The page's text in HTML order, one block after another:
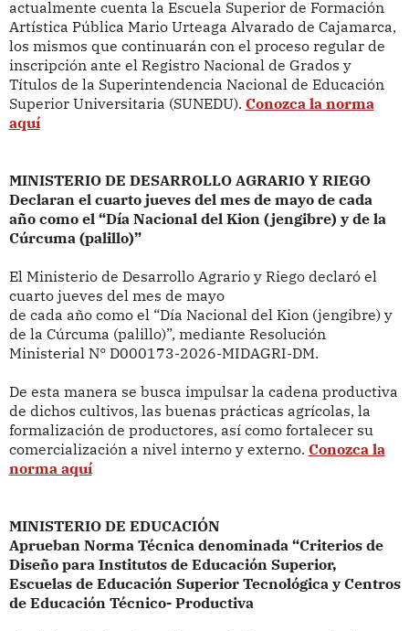
actualmente cuenta la Escuela Superior de Formación
Artística Pública Mario Urteaga Alvarado de Cajamarca,
los mismos que continuarán con el proceso regular de
inscripción ante el Registro Nacional de Grados y
Títulos de la Superintendencia Nacional de Educación
Superior Universitaria (SUNEDU). Conozca la norma
aquí
MINISTERIO DE DESARROLLO AGRARIO Y RIEGO
Declaran el cuarto jueves del mes de mayo de cada
año como el “Día Nacional del Kion (jengibre) y de la
Cúrcuma (palillo)”
El Ministerio de Desarrollo Agrario y Riego declaróel
cuarto jueves del mes de mayo
de cada año como el “Día Nacional del Kion (jengibre) y
de la Cúrcuma (palillo)”, mediante Resolución
Ministerial N° D000173-2026-MIDAGRI-DM.
De esta manera se busca impulsar la cadena productiva
de dichos cultivos, las buenas prácticas agrícolas, la
formalización de productores, así como fortalecer su
comercialización a nivel interno y externo. Conozca la
norma aquí
MINISTERIO DE EDUCACIÓN
Aprueban Norma Técnica denominada “Criterios de
Diseño para Institutos de Educación Superior,
Escuelas de Educación Superior Tecnológica y Centros
de Educación Técnico- Productiva